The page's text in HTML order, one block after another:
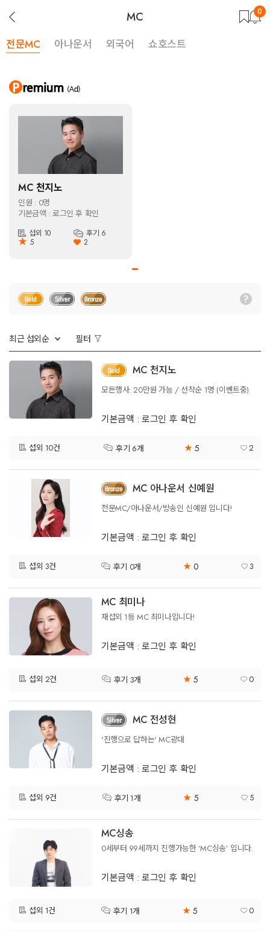
MC
뒤
로
기
0
전문MC 아나운서 외국어 쇼호스트
MC 천지노
인원 : 0명
기본금액 : 로그인 후 확인
섭외 10 후기 6
★ 5 2
최근 섭외순 필터
MC 천지노
모든행사: 20만원 가능 / 선착순 1명 (이벤트중)
기본금액 : 로그인 후 확인
섭외 10건 후기 6개 ★ 5 2
MC 아나운서 신예원
전문MC/아나운서/방송인 신예원 입니다!
기본금액 : 로그인 후 확인
섭외 3건 후기 0개 ★ 0 3
MC 최미나
재섭외 1등 MC 최미나입니다!
기본금액 : 로그인 후 확인
섭외 2건 후기 3개 ★ 5 0
MC 전성현
'진행으로 답하는' MC광대
기본금액 : 로그인 후 확인
섭외 9건 후기 1개 ★ 5 5
MC싱송
0세부터 99세까지 진행가능한 ‘MC싱송’ 입니다.
기본금액 : 로그인 후 확인
섭외 1건 후기 1개 ★ 5 0